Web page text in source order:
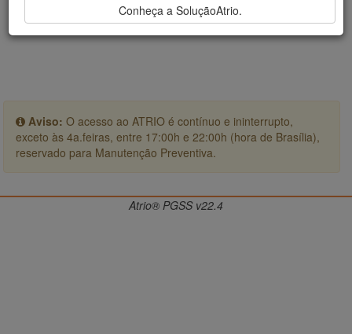
Aviso: O acesso ao ATRIO é contínuo e ininterrupto,
exceto às 4a.feiras, entre 17:00h e 22:00h (hora de Brasília),
reservado para Manutenção Preventiva.
Conheça a SoluçãoAtrio.
Atrio® PGSS v22.4